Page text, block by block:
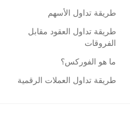
طريقة تداول الأسهم
طريقة تداول العقود مقابل
الفروقات
ما هو الفوركس؟
طريقة تداول العملات الرقمية